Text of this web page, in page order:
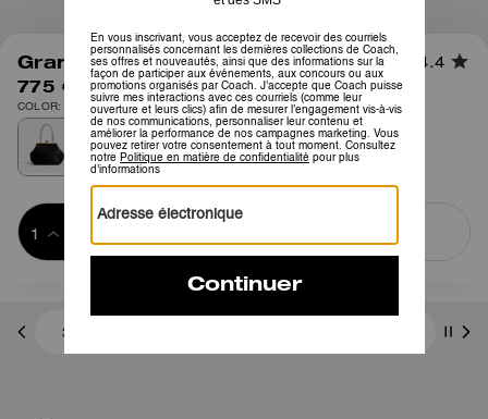
1/10
Grand Sac à Fermoir Kisslock 4.4
775 €
COLOR: Laiton/Noir
panier
3 paiements de 258,33 € à 0 % d'intérêt avec